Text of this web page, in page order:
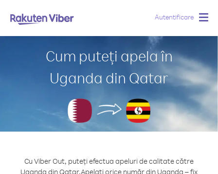
Autentificare
Cum puteți apela în
Uganda din Qatar
Cu Viber Out, puteți efectua apeluri de calitate către
Uganda din Qatar.Apelați orice număr din Uganda – fix